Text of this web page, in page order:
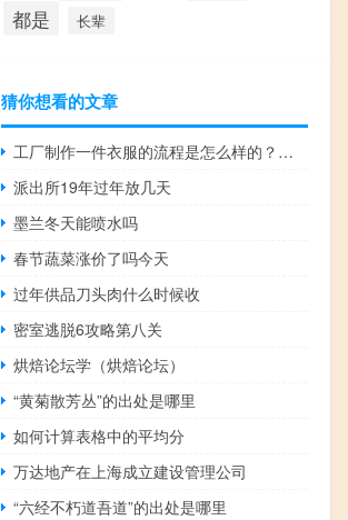
都是 长辈
猜你想看的文章
工厂制作一件衣服的流程是怎么样的？如何设计爆款衣服？
派出所19年过年放几天
墨兰冬天能喷水吗
春节蔬菜涨价了吗今天
过年供品刀头肉什么时候收
密室逃脱6攻略第八关
烘焙论坛学（烘焙论坛）
“黄菊散芳丛”的出处是哪里
如何计算表格中的平均分
万达地产在上海成立建设管理公司
“六经不朽道吾道”的出处是哪里